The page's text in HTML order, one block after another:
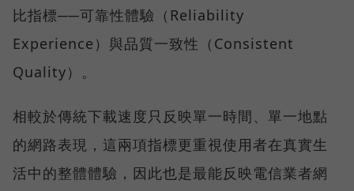
比指標──可靠性體驗（Reliability
Experience）與品質一致性（Consistent
Quality）。
相較於傳統下載速度只反映單一時間、單一地點
的網路表現，這兩項指標更重視使用者在真實生
活中的整體體驗，因此也是最能反映電信業者網